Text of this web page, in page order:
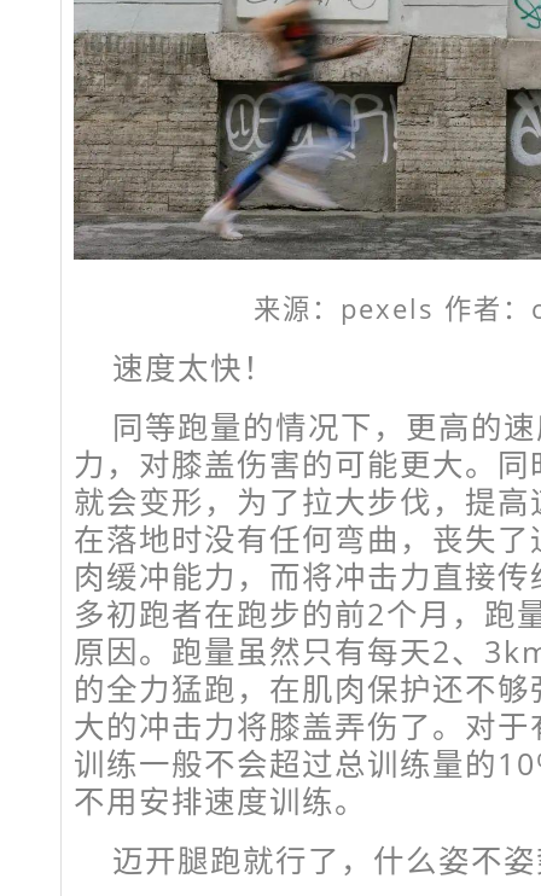
来源：pexels 作者
速度太快！
同等跑量的情况下，更高的
力，对膝盖伤害的可能更大。
就会变形，为了拉大步伐，提
在落地时没有任何弯曲，丧失
肉缓冲能力，而将冲击力直接
多初跑者在跑步的前2个月，跑
原因。跑量虽然只有每天2、
的全力猛跑，在肌肉保护还不
大的冲击力将膝盖弄伤了。对
训练一般不会超过总训练量的
不用安排速度训练。
迈开腿跑就行了，什么姿不